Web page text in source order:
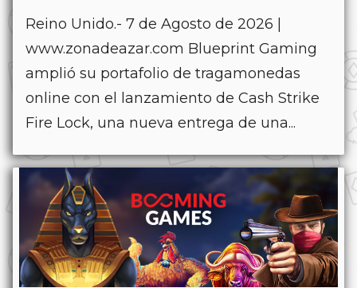
Reino Unido.- 7 de Agosto de 2026 |
www.zonadeazar.com Blueprint Gaming
amplió su portafolio de tragamonedas
online con el lanzamiento de Cash Strike
Fire Lock, una nueva entrega de una...